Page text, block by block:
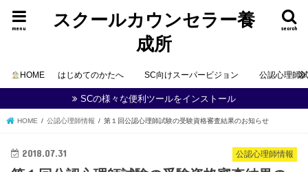
スクールカウンセラー養
成所
search
menu
HOME はじめてのかたへ SC向けスーパービジョン 公認心理師
SCの様々な便利ツールをインストール
HOME 公認心理師情報 第１回公認心理師試験の受験資格審査結果のお知らせ
公認心理師情報
2018.07.31